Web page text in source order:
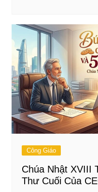
Công Giáo
Chúa Nhật XVIII
Thư Cuối Của